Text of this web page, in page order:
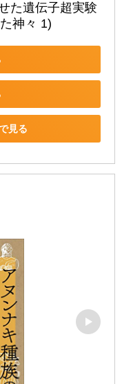
た遺伝子超実験
神々 1)
見る